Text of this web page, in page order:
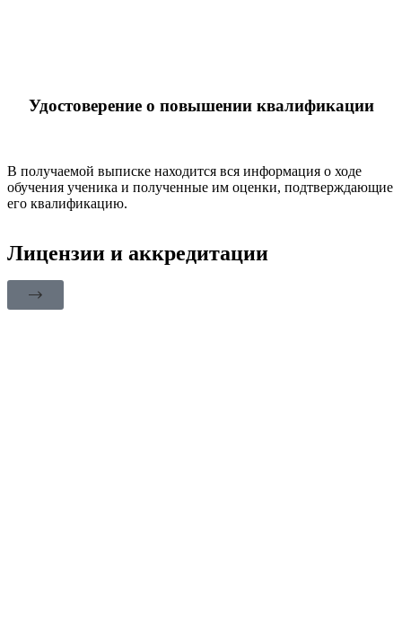
Удостоверение о повышении квалификации
В получаемой выписке находится вся информация о ходе
обучения ученика и полученные им оценки, подтверждающие
его квалификацию.
Лицензии и аккредитации